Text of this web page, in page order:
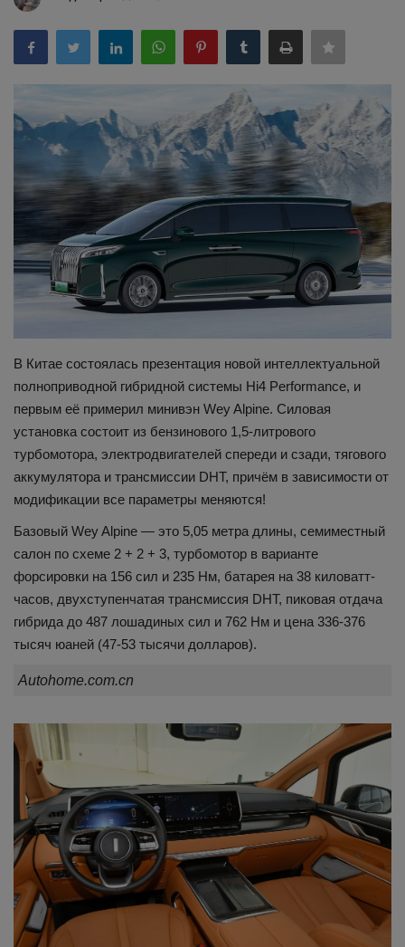
Здоровье
В Китае состоялась презентация новой интеллектуальной
полноприводной гибридной системы Hi4 Performance, и
первым её примерил минивэн Wey Alpine. Силовая
установка состоит из бензинового 1,5-литрового
турбомотора, электродвигателей спереди и сзади, тягового
аккумулятора и трансмиссии DHT, причём в зависимости от
модификации все параметры меняются!
Базовый Wey Alpine — это 5,05 метра длины, семиместный
салон по схеме 2 + 2 + 3, турбомотор в варианте
форсировки на 156 сил и 235 Нм, батарея на 38 киловатт-
часов, двухступенчатая трансмиссия DHT, пиковая отдача
гибрида до 487 лошадиных сил и 762 Нм и цена 336-376
тысяч юаней (47-53 тысячи долларов).
Autohome.com.cn